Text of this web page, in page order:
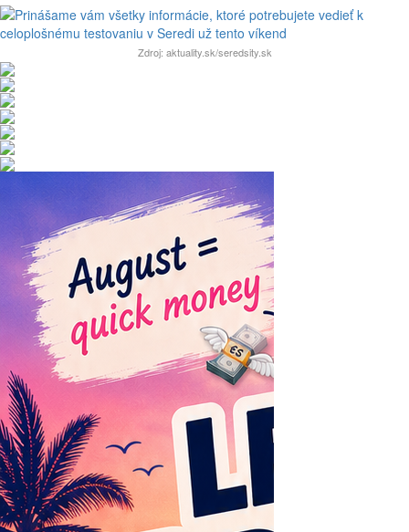
Zdroj: aktuality.sk/seredsity.sk